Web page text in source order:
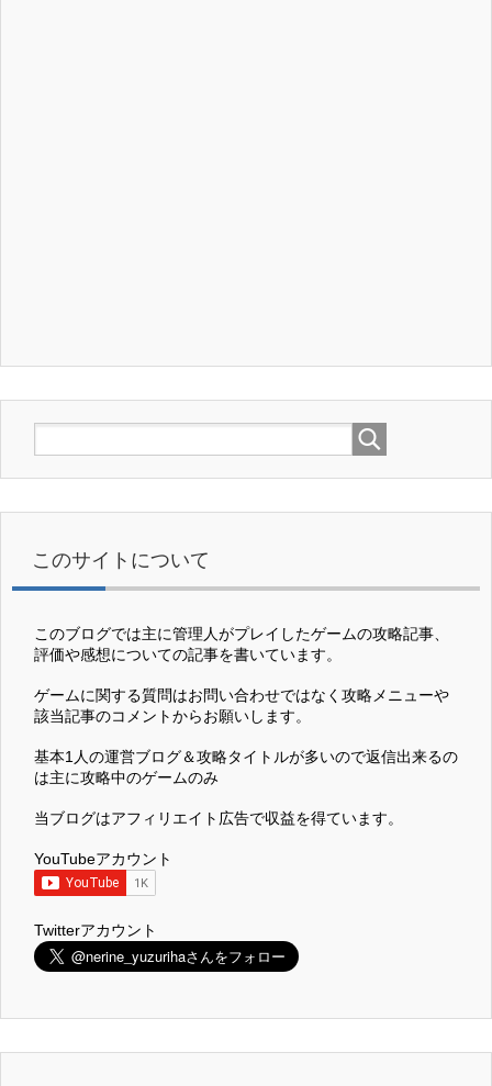
このサイトについて
このブログでは主に管理人がプレイしたゲームの攻略記事、
評価や感想についての記事を書いています。
ゲームに関する質問はお問い合わせではなく攻略メニューや
該当記事のコメントからお願いします。
基本1人の運営ブログ＆攻略タイトルが多いので返信出来るの
は主に攻略中のゲームのみ
当ブログはアフィリエイト広告で収益を得ています。
YouTubeアカウント
Twitterアカウント